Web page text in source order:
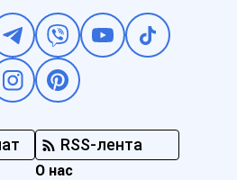
RSS-лента
О нас